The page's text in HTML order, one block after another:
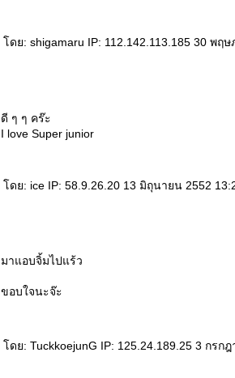
ดย: shigamaru IP: 112.142.113.185 30 พฤษ
ดี ๆ ๆ คร๊ะ
I love Super junior
ดย: ice IP: 58.9.26.20 13 มิถุนายน 2552
มาแอบจิ้มไปแร้ว
ขอบใจนะจ๊ะ
ดย: TuckkoejunG IP: 125.24.189.25 3 กรกฎ